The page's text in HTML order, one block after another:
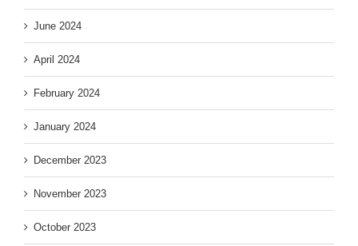
June 2024
April 2024
February 2024
January 2024
December 2023
November 2023
October 2023